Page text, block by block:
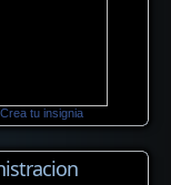
Crea tu insignia